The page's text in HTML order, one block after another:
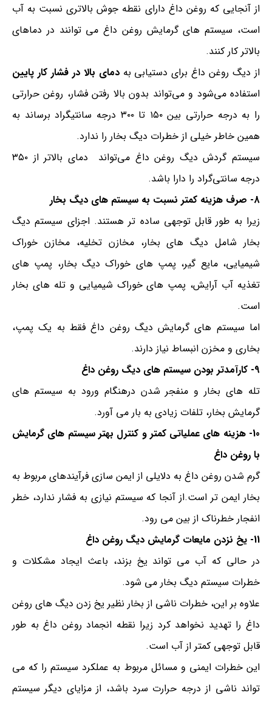
از آنجایی که روغن داغ دارای نقطه جوش بالاتری نسبت به آب
است، سیستم های گرمایش روغن داغ می توانند در دماهای
بالاتر کار کنند.
از دیگ روغن داغ برای دستیابی بهدمای بالا در فشار کار پایین
استفاده می‌شود و می‌تواند بدون بالا رفتن فشار، روغن حرارتی
را به درجه حرارتی بین ۱۵۰ تا ۳۰۰ درجه سانتیگراد برساند به
همین خاطر خیلی از خطرات دیگ بخار را ندارد.
سیستم گردش دیگ روغن داغ می‌تواند دمای بالاتر از ۳۵۰
درجه سانتی‌گراد را دارا باشد.
8- صرف هزینه کمتر نسبت به سیستم های دیگ بخار
زیرا به طور قابل توجهی ساده تر هستند. اجزای سیستم دیگ
بخار شامل دیگ های بخار، مخازن تخلیه، مخازن خوراک
شیمیایی، مایع گیر، پمپ های خوراک دیگ بخار، پمپ های
تغذیه آب آرایش، پمپ های خوراک شیمیایی و تله های بخار
است.
اما سیستم های گرمایش دیگ روغن داغ فقط به یک پمپ،
بخاری و مخزن انبساط نیاز دارند.
9- کارآمدتر بودن سیستم های دیگ روغن داغ
تله های بخار و منفجر شدن درهنگام ورود به سیستم های
گرمایش بخار، تلفات زیادی به بار می آورد.
10- هزینه های عملیاتی کمتر و کنترل بهتر سیستم های گرمایش
با روغن داغ
گرم شدن روغن داغ به دلایلی از ایمن سازی فرآیندهای مربوط به
بخار ایمن تر است.از آنجا که سیستم نیازی به فشار ندارد، خطر
انفجار خطرناک از بین می رود.
11- یخ نزدن مایعات گرمایش دیگ روغن داغ
در حالی که آب می تواند یخ بزند، باعث ایجاد مشکلات و
خطرات سیستم دیگ بخار می شود.
علاوه بر این، خطرات ناشی از بخار نظیر یخ زدن دیگ های روغن
داغ را تهدید نخواهد کرد زیرا نقطه انجماد روغن داغ به طور
قابل توجهی کمتر از آب است.
این خطرات ایمنی و مسائل مربوط به عملکرد سیستم را که می
تواند ناشی از درجه حرارت سرد باشد، از مزایای دیگر سیستم